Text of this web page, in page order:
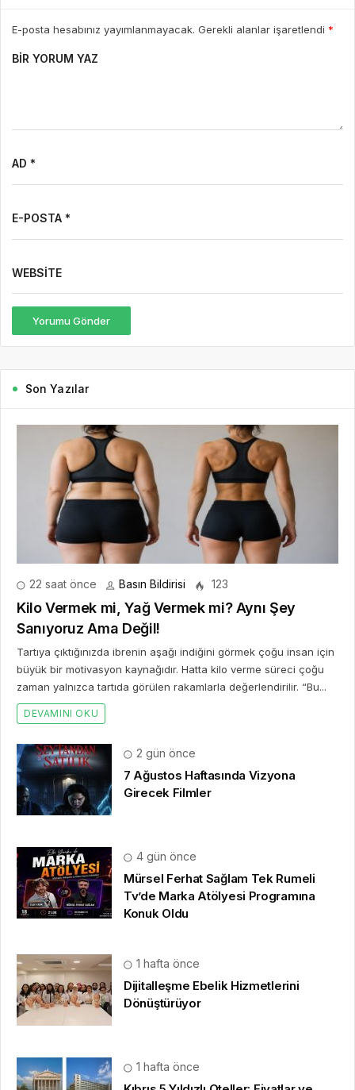
E-posta hesabınız yayımlanmayacak. Gerekli alanlar işaretlendi *
BIR YORUM YAZ
AD *
E-POSTA *
WEBSITE
Yorumu Gönder
Son Yazılar
22 saat önce Basın Bildirisi 123
Kilo Vermek mi, Yağ Vermek mi? Aynı Şey
Sanıyoruz Ama Değil!
Tartıya çıktığınızda ibrenin aşağı indiğini görmek çoğu insan için
büyük bir motivasyon kaynağıdır. Hatta kilo verme süreci çoğu
zaman yalnızca tartıda görülen rakamlarla değerlendirilir. “Bu...
DEVAMINI OKU
2 gün önce
7 Ağustos Haftasında Vizyona
Girecek Filmler
4 gün önce
Mürsel Ferhat Sağlam Tek Rumeli
Tv’de Marka Atölyesi Programına
Konuk Oldu
1 hafta önce
Dijitalleşme Ebelik Hizmetlerini
Dönüştürüyor
1 hafta önce